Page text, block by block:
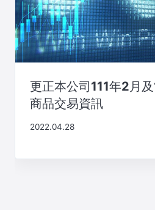
更正本公司111年2月
商品交易資訊
2022.04.28